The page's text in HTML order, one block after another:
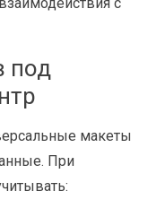
под
макеты
При